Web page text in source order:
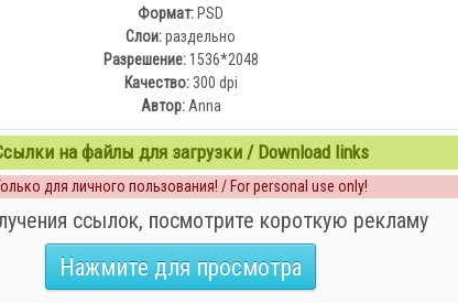
Формат: PSD
Слои:раздельно
Разрешение:1536*2048
Качество:300 dpi
Автор:Anna
на файлы для загрузки / Download links
для личного пользования! / For personal use only!
ссылок, посмотрите короткую рекламу
Нажмите для просмотра